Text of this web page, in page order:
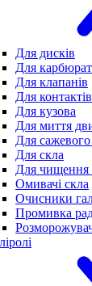
Для дисків
Для
Для клапанів
Для контактів
Для кузова
Для миття
Для сажевого
Для скла
Для чищення
Омивачі скла
Очисники
Промивка